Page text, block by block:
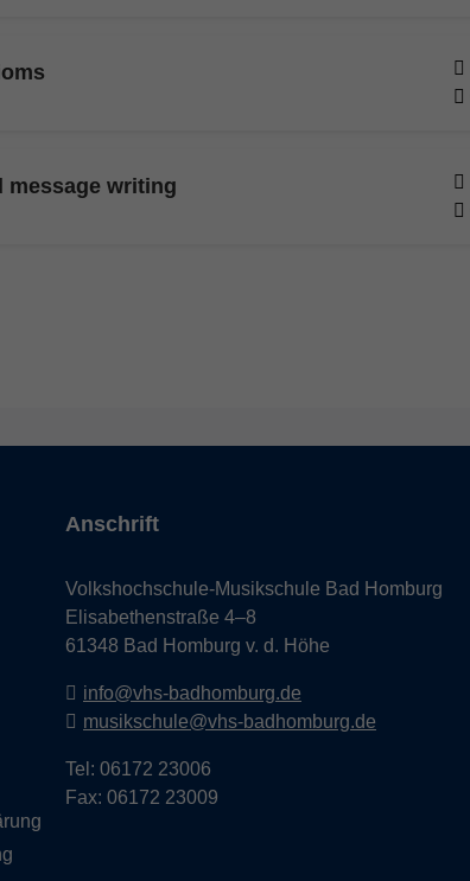
message writing
Anschrift
Volkshochschule-Musikschule Bad Homburg
Elisabethenstraße 4–8
61348 Bad Homburg v. d. Höhe
info@vhs-badhomburg.de
musikschule@vhs-badhomburg.de
Tel: 06172 23006
Fax: 06172 23009